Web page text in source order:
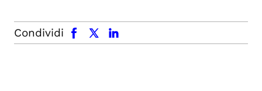
Condividi
facebook x.com linkedin